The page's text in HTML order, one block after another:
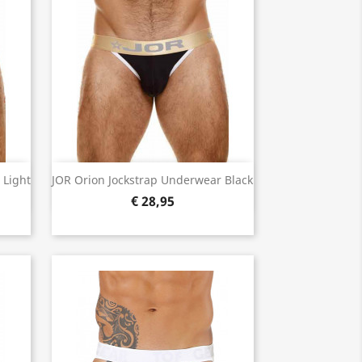
Light JOR Orion Jockstrap Underwear Black
€ 28,95
Snel bekijken